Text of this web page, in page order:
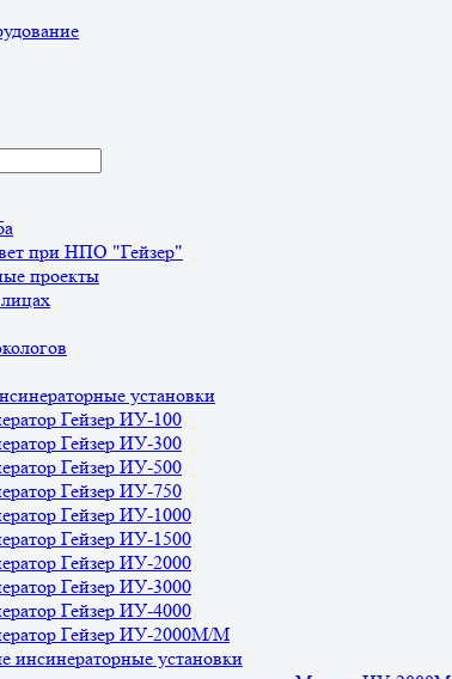
при НПО "Гейзер"
проекты
установки
Гейзер ИУ-100
Гейзер ИУ-300
Гейзер ИУ-500
Гейзер ИУ-750
Гейзер ИУ-1000
Гейзер ИУ-1500
Гейзер ИУ-2000
Гейзер ИУ-3000
Гейзер ИУ-4000
Гейзер ИУ-2000М/М
инсинераторные установки